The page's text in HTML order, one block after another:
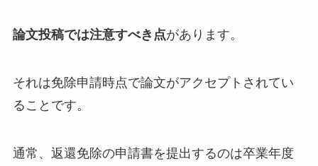
論文投稿では注意すべき点があります。
それは免除申請時点で論文がアクセプトされてい
ること です。
通常、返還免除の申請書を提出するのは卒業年度